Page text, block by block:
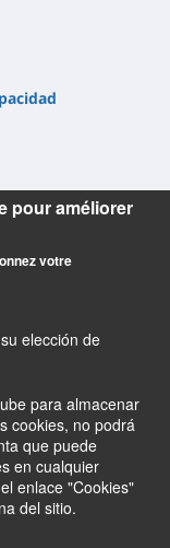
pour améliorer
votre
elección de
para almacenar
cookies, no podrá
que puede
en cualquier
enlace "Cookies"
del sitio.